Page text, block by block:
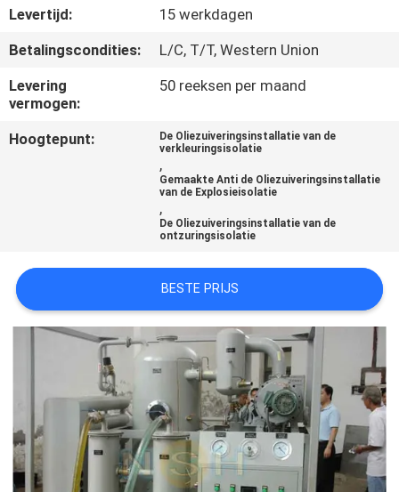
OM EEN
CITAAT
SITEMAP
Levertijd:
15 werkdagen
Betalingscondities:
L/C, T/T, Western Union
Levering
vermogen:
50 reeksen per maand
Hoogtepunt:
De Oliezuiveringsinstallatie van de
verkleuringsisolatie
,
Gemaakte Anti de Oliezuiveringsinstallatie
van de Explosieisolatie
,
De Oliezuiveringsinstallatie van de
ontzuringsisolatie
BESTE PRIJS